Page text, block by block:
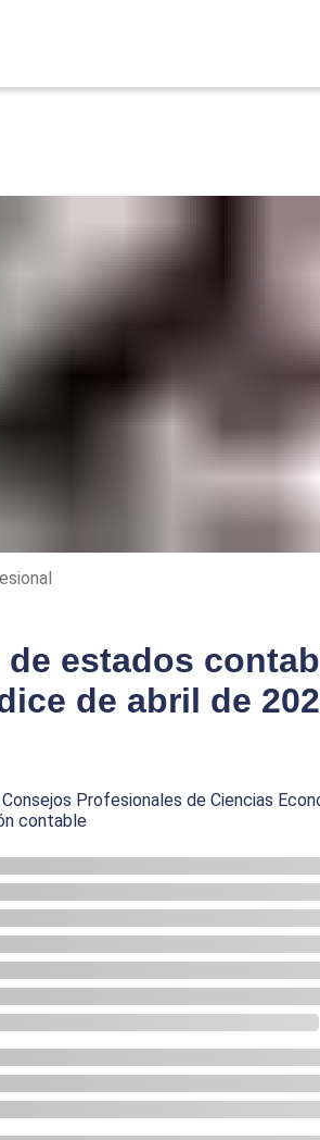
de estados
de abril de
Profesionales de Ciencias
contable